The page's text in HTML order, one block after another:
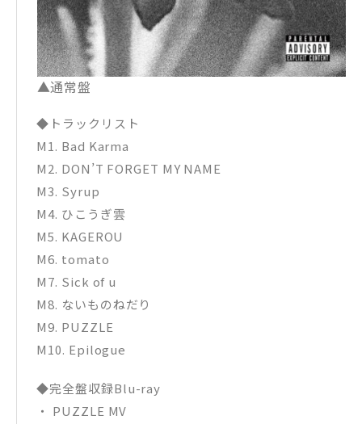
▲通常盤
◆トラックリスト
M1. Bad Karma
M2. DON’T FORGET MY NAME
M3. Syrup
M4. ひこうぎ雲
M5. KAGEROU
M6. tomato
M7. Sick of u
M8. ないものねだり
M9. PUZZLE
M10. Epilogue
◆完全盤収録Blu-ray
・ PUZZLE MV